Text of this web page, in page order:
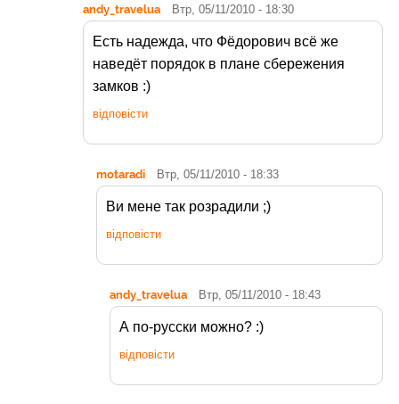
andy_travelua Втр, 05/11/2010 - 18:30
Есть надежда, что Фёдорович всё же
наведёт порядок в плане сбережения
замков :)
відповісти
motaradi Втр, 05/11/2010 - 18:33
Ви мене так розрадили ;)
відповісти
andy_travelua Втр, 05/11/2010 - 18:43
А по-русски можно? :)
відповісти